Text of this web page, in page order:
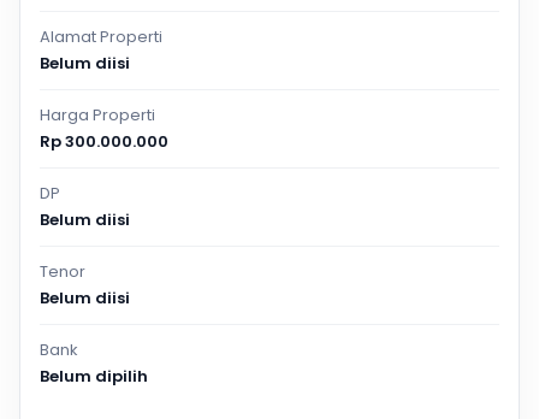
Alamat Properti
Belum diisi
Harga Properti
Rp 300.000.000
DP
Belum diisi
Tenor
Belum diisi
Bank
Belum dipilih